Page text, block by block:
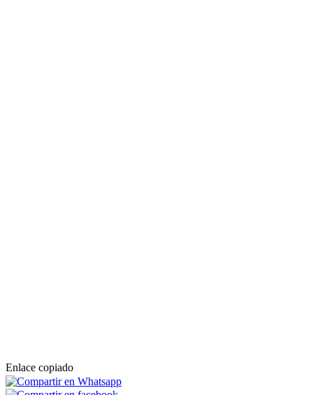
Enlace copiado